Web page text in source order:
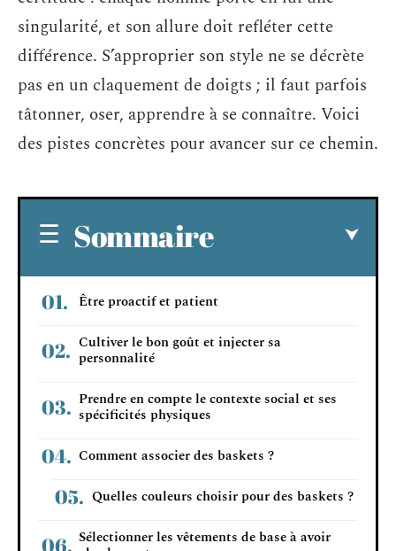
singularité, et son allure doit refléter cette
différence. S’approprier son style ne se décrète
pas en un claquement de doigts ; il faut parfois
tâtonner, oser, apprendre à se connaître. Voici
des pistes concrètes pour avancer sur ce chemin.
Sommaire
Être proactif et patient
Cultiver le bon goût et injecter sa
personnalité
Prendre en compte le contexte social et ses
spécificités physiques
Comment associer des baskets ?
Quelles couleurs choisir pour des baskets ?
Sélectionner les vêtements de base à avoir